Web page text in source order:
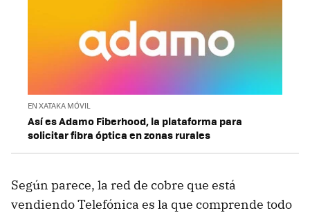
EN XATAKA MÓVIL
Así es Adamo Fiberhood, la plataforma para
solicitar fibra óptica en zonas rurales
Según parece, la red de cobre que está
vendiendo Telefónica es la que comprende todo